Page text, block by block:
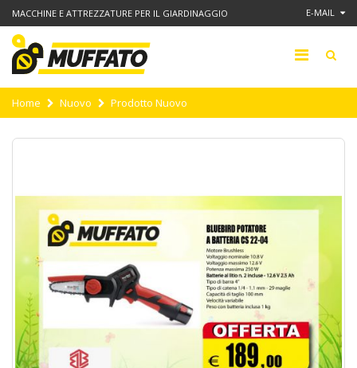
MACCHINE E ATTREZZATURE PER IL GIARDINAGGIO E-MAIL
Home Nuovo Prodotto Nuovo